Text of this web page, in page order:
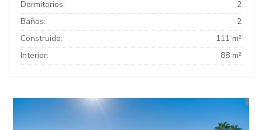
Dormitorios:
2
Baños:
2
Construido:
111 m²
Interior:
88 m²